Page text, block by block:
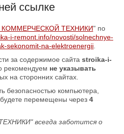
ссылке
КОММЕРЧЕСКОЙ ТЕХНИКИ" по
i-remont.info/novosti/solnechnye-
sekonomit-na-elektroenergii
за содержимое сайта stroika-i-
рекомендуем не указывать
на сторонних сайтах.
безопасностью компьютера,
будете перемещены через 4
всегда заботится о